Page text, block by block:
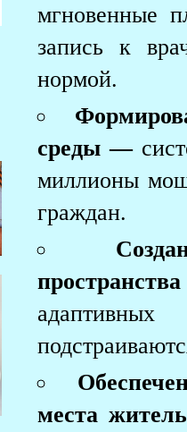
мгновенные
запись к
нормой.
среды —
миллионы
граждан.
места